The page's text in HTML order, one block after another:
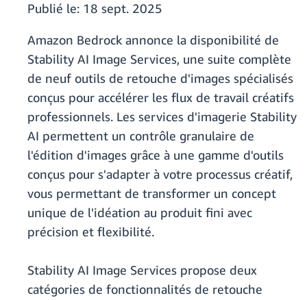
Publié le: 18 sept. 2025
Amazon Bedrock annonce la disponibilité de
Stability AI Image Services, une suite complète
de neuf outils de retouche d'images spécialisés
conçus pour accélérer les flux de travail créatifs
professionnels. Les services d'imagerie Stability
AI permettent un contrôle granulaire de
l'édition d'images grâce à une gamme d'outils
conçus pour s'adapter à votre processus créatif,
vous permettant de transformer un concept
unique de l'idéation au produit fini avec
précision et flexibilité.
Stability AI Image Services propose deux
catégories de fonctionnalités de retouche